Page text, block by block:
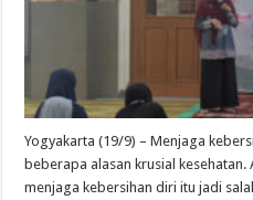
Yogyakarta (19/9) – Menjaga
beberapa alasan krusial kesehatan.
menjaga kebersihan diri itu jadi